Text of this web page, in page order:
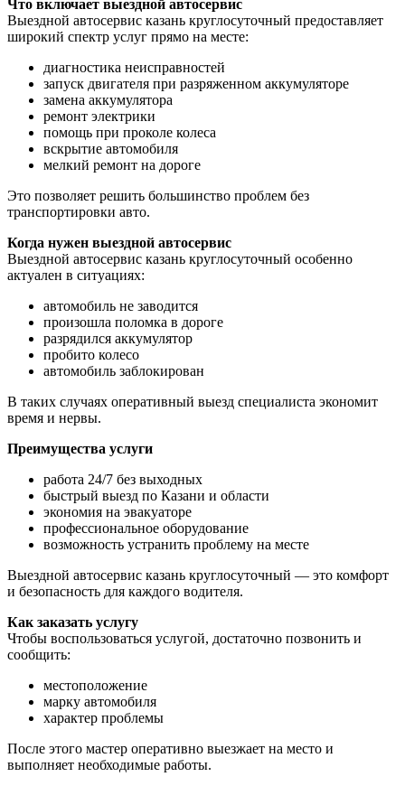
Что включает выездной автосервис
Выездной автосервис казань круглосуточный предоставляет
широкий спектр услуг прямо на месте:
диагностика неисправностей
запуск двигателя при разряженном аккумуляторе
замена аккумулятора
ремонт электрики
помощь при проколе колеса
вскрытие автомобиля
мелкий ремонт на дороге
Это позволяет решить большинство проблем без
транспортировки авто.
Когда нужен выездной автосервис
Выездной автосервис казань круглосуточный особенно
актуален в ситуациях:
автомобиль не заводится
произошла поломка в дороге
разрядился аккумулятор
пробито колесо
автомобиль заблокирован
В таких случаях оперативный выезд специалиста экономит
время и нервы.
Преимущества услуги
работа 24/7 без выходных
быстрый выезд по Казани и области
экономия на эвакуаторе
профессиональное оборудование
возможность устранить проблему на месте
Выездной автосервис казань круглосуточный — это комфорт
и безопасность для каждого водителя.
Как заказать услугу
Чтобы воспользоваться услугой, достаточно позвонить и
сообщить:
местоположение
марку автомобиля
характер проблемы
После этого мастер оперативно выезжает на место и
выполняет необходимые работы.